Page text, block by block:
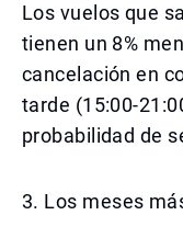
Los vuelos que
tienen un 8%
cancelación en
tarde (15:00-
probabilidad de
3. Los meses